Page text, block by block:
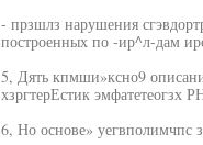
- прзшлз нарушения
построенных по -ир^л-дам
5, Дять кпмши»ксно9
хзргтерЕстик эмфатетеогзх
6, Но основе» уегвполимчпс